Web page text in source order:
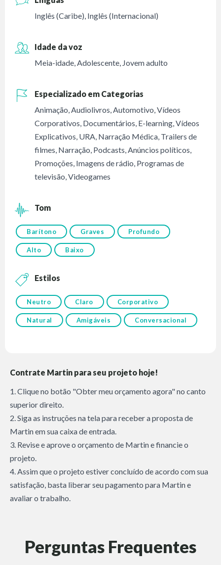
Inglês (Caribe), Inglês (Internacional)
Idade da voz
Meia-idade,Adolescente, Jovem adulto
Especializado em Categorias
Animação,Audiolivros,Automotivo,Vídeos
Corporativos, Documentários, E-learning,Vídeos
Explicativos, URA, Narração Médica, Trailers de
filmes, Narração, Podcasts,Anúncios políticos,
Promoções, Imagens de rádio, Programas de
televisão,Videogames
Tom
Barítono Graves Profundo
Alto Baixo
Estilos
Neutro Claro Corporativo
Natural Amigáveis Conversacional
Contrate Martin para seu projeto hoje!
1. Clique no botão "Obter meu orçamento agora" no canto
superior direito.
2. Siga as instruções na tela para receber a proposta de
Martin em sua caixa de entrada.
3. Revise e aprove o orçamento de Martin e financie o
projeto.
4. Assim que o projeto estiver concluído de acordo com sua
satisfação, basta liberar seu pagamento para Martin e
avaliar o trabalho.
Perguntas Frequentes